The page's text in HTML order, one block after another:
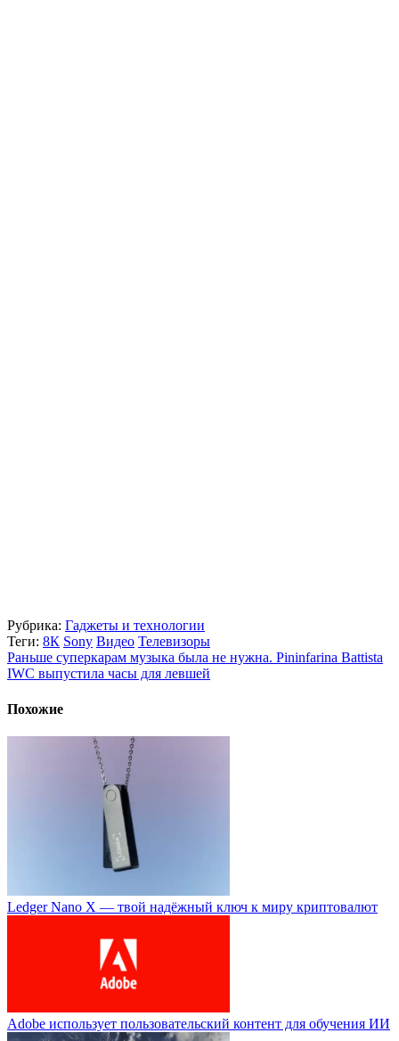
Рубрика: Гаджеты и технологии
Теги: 8К Sony Видео Телевизоры
Раньше суперкарам музыка была не нужна. Pininfarina Battista
IWC выпустила часы для левшей
Похожие
Ledger Nano X — твой надёжный ключ к миру криптовалют
Adobe использует пользовательский контент для обучения ИИ